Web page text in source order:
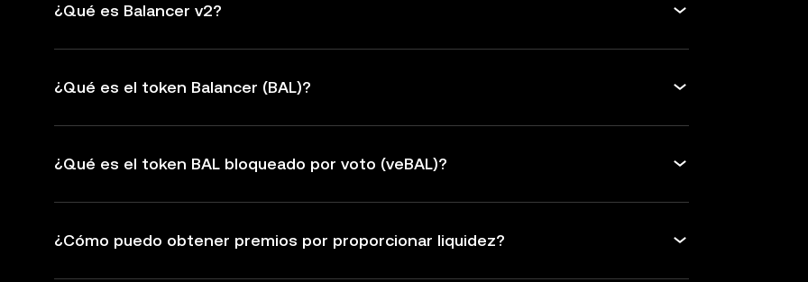
¿Qué es Balancer v2?
¿Qué es el token Balancer (BAL)?
¿Qué es el token BAL bloqueado por voto (veBAL)?
¿Cómo puedo obtener premios por proporcionar liquidez?